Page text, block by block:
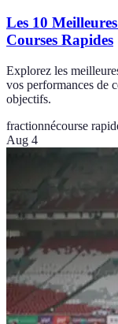
Les 10
Courses Rapides
Explorez les
vos performances de
objectifs.
fractionnécourse
Aug 4